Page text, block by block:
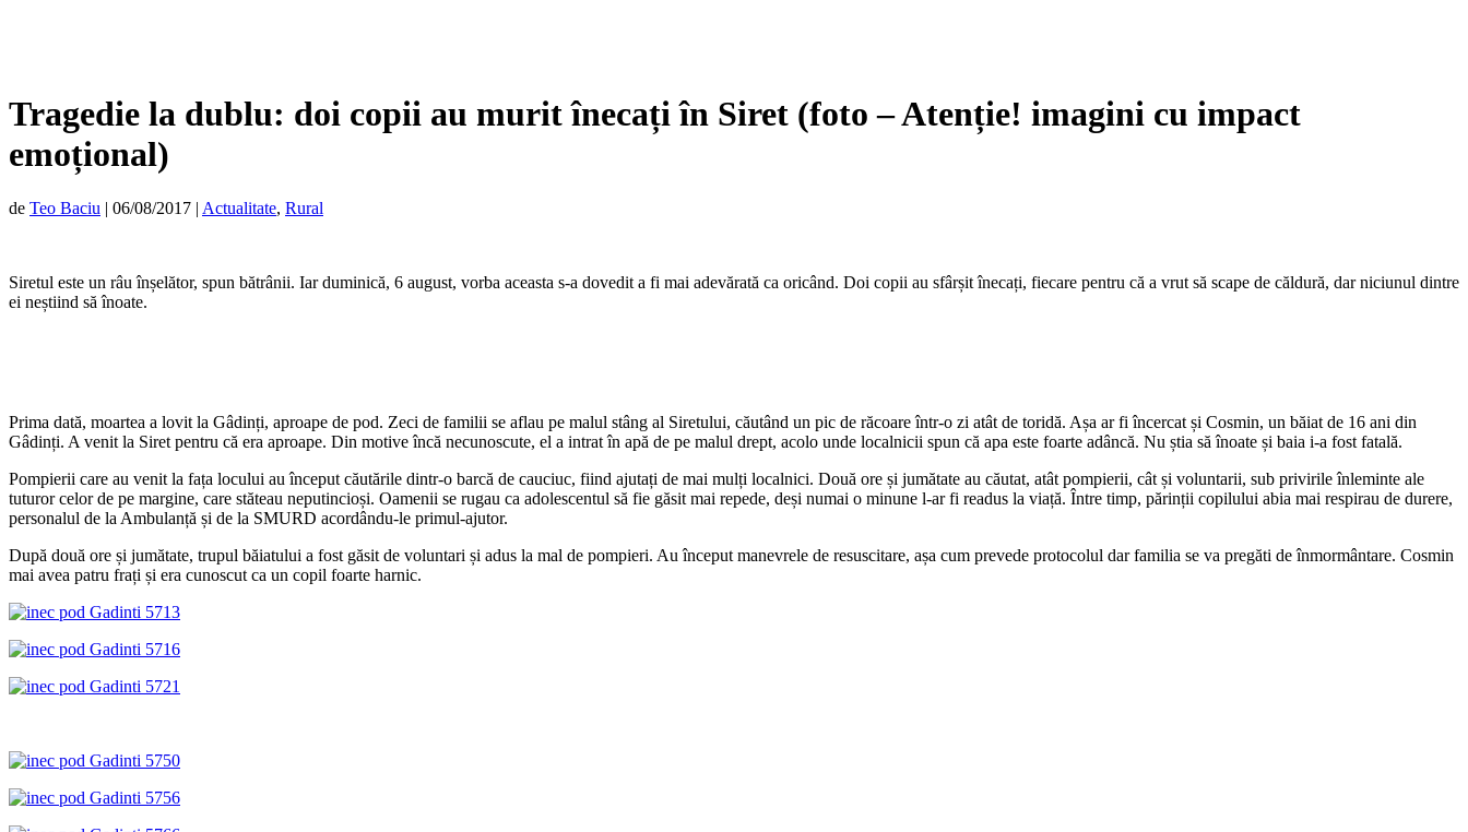
Tragedie la dublu: doi copii au murit înecați în Siret (foto – Atenție! imagini cu impact
emoțional)
de Teo Baciu | 06/08/2017 | Actualitate, Rural
Siretul este un râu înșelător, spun bătrânii. Iar duminică, 6 august, vorba aceasta s-a dovedit a fi mai adevărată ca oricând. Doi copii au sfârșit înecați, fiecare pentru că a vrut să scape de căldură, dar niciunul dintre
ei neștiind să înoate.
Prima dată, moartea a lovit la Gâdinți, aproape de pod. Zeci de familii se aflau pe malul stâng al Siretului, căutând un pic de răcoare într-o zi atât de toridă. Așa ar fi încercat și Cosmin, un băiat de 16 ani din
Gâdinți. A venit la Siret pentru că era aproape. Din motive încă necunoscute, el a intrat în apă de pe malul drept, acolo unde localnicii spun că apa este foarte adâncă. Nu știa să înoate și baia i-a fost fatală.
Pompierii care au venit la fața locului au început căutările dintr-o barcă de cauciuc, fiind ajutați de mai mulți localnici. Două ore și jumătate au căutat, atât pompierii, cât și voluntarii, sub privirile înleminte ale
tuturor celor de pe margine, care stăteau neputincioși. Oamenii se rugau ca adolescentul să fie găsit mai repede, deși numai o minune l-ar fi readus la viață. Între timp, părinții copilului abia mai respirau de durere,
personalul de la Ambulanță și de la SMURD acordându-le primul-ajutor.
După două ore și jumătate, trupul băiatului a fost găsit de voluntari și adus la mal de pompieri. Au început manevrele de resuscitare, așa cum prevede protocolul dar familia se va pregăti de înmormântare. Cosmin
mai avea patru frați și era cunoscut ca un copil foarte harnic.